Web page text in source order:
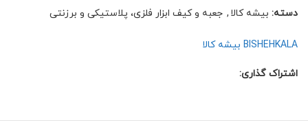
دسته: بیشه کالا , جعبه و کیف ابزار فلزی، پلاستیکی و برزنتی
BISHEHKALA بیشه کالا
اشتراک گذاری: